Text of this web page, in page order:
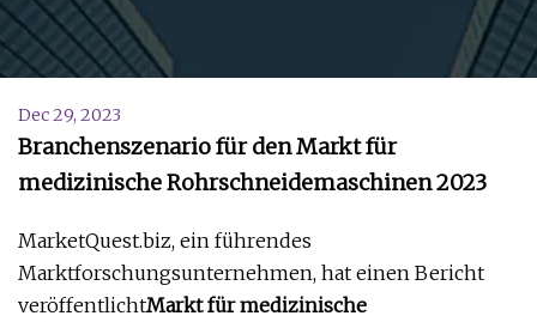
Dec 29, 2023
Branchenszenario für den Markt für
medizinische Rohrschneidemaschinen 2023
MarketQuest.biz, ein führendes
Marktforschungsunternehmen, hat einen Bericht
veröffentlichtMarkt für medizinische